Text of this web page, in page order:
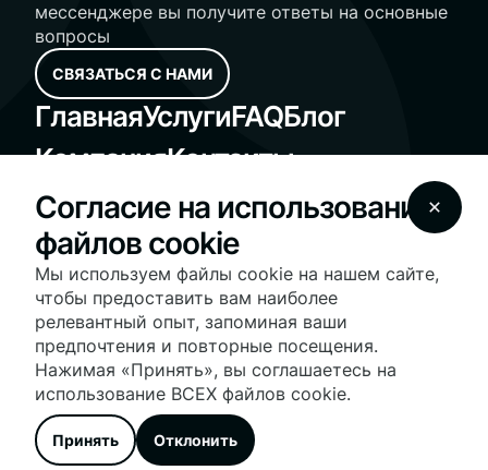
мессенджере вы получите ответы на основные
вопросы
СВЯЗАТЬСЯ С НАМИ
ГлавнаяУслугиFAQБлог
КомпанияКонтакты
Standard Operating Procedures
Fair Housing Notice
© 2025 Vesna Realty - vesnarealty.com | License
#10991236030 | All Rights Reserved
На нашем сайте используются файлы cookie для
оптимизации работы сайта и предоставления
персонализированных услуг и рекламы. Продолжая
использовать сайт, вы соглашаетесь с нашими
условиями использования файлов cookie.
Дополнительную информацию о нашей политике
конфиденциальности и настройках файлов cookie вы
можете найти в разделе
Политика
конфиденциальности.
Согласие на использование
файлов cookie
Мы используем файлы cookie на нашем сайте,
чтобы предоставить вам наиболее
релевантный опыт, запоминая ваши
предпочтения и повторные посещения.
Нажимая «Принять», вы соглашаетесь на
использование ВСЕХ файлов cookie.
Принять Отклонить